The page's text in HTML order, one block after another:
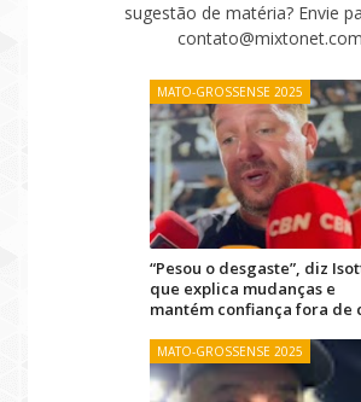
sugestão de matéria? Envie
contato@mixtonet.com
MATO-GROSSENSE 2025
“Pesou o desgaste”, diz
que explica mudanças e
mantém confiança fora de
MATO-GROSSENSE 2025